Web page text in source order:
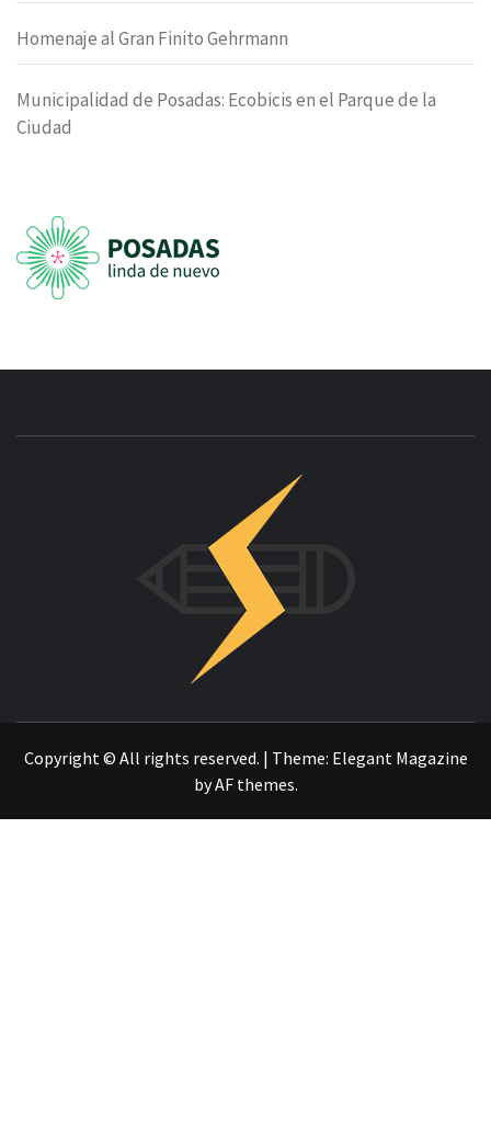
Homenaje al Gran Finito Gehrmann
Municipalidad de Posadas: Ecobicis en el Parque de la
Ciudad
Copyright © All rights reserved. | Theme: Elegant Magazine
byAF themes.